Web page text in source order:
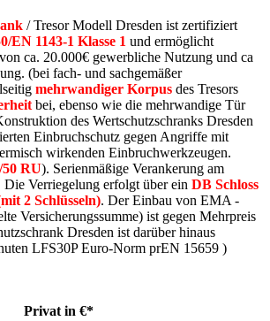
/ Tresor Modell Dresden ist zertifiziert
EN 1143-1 Klasse 1 und ermöglicht
ca. 20.000€ gewerbliche Nutzung und ca
(bei fach- und sachgemäßer
mehrwandiger Korpus des Tresors
bei, ebenso wie die mehrwandige Tür
des Wertschutzschranks Dresden
Einbruchschutz gegen Angriffe mit
wirkenden Einbruchwerkzeugen.
RU). Serienmäßige Verankerung am
Verriegelung erfolgt über ein DB Schloss
2 Schlüsseln). Der Einbau von EMA -
Versicherungssumme) ist gegen Mehrpreis
Dresden ist darüber hinaus
LFS30P Euro-Norm prEN 15659 )
Privat in €*